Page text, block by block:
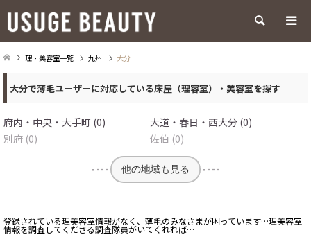
検索
理・美容室一覧 九州 大分
大分で薄毛ユーザーに対応している床屋（理容室）・美容室を探す
府内・中央・大手町 (0)
大道・春日・西大分 (0)
別府 (0)
佐伯 (0)
他の地域も見る
登録されている理美容室情報がなく、薄毛のみなさまが困っています…理美容室
情報を調査してくださる調査隊員がいてくれれば…